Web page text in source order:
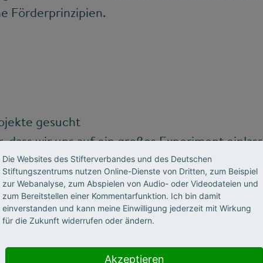
Förderprinzipien.
gesucht
dass wir uns auf ein großes Experiment
Wissenschaft beim Stifterverband
der neuen Initiative von Anfang an dabei
in die Hand – viel Geld, mit dem in ganz
ausgetüftelt werden, die alle auf ihre Art
selbst ist ein alter Hase in der
beim Stifterverband, er hat schon jede
Die Websites des Stifterverbandes und des Deutschen
Stiftungszentrums nutzen Online-Dienste von Dritten, zum Beispiel
zur Webanalyse, zum Abspielen von Audio- oder Videodateien und
zum Bereitstellen einer Kommentarfunktion. Ich bin damit
einverstanden und kann meine Einwilligung jederzeit mit Wirkung
für die Zukunft widerrufen oder ändern.
Akzeptieren